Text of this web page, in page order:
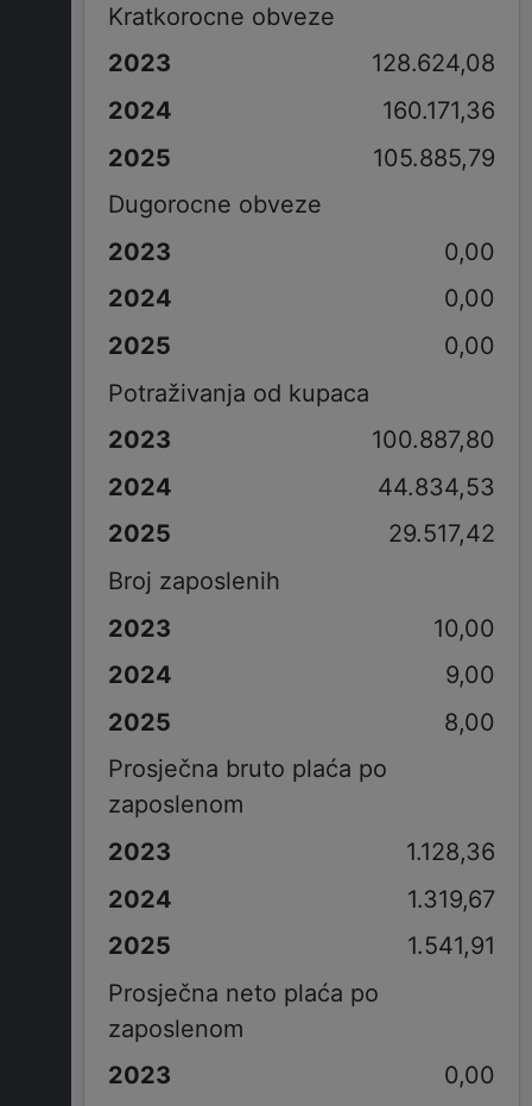
Kratkorocne obveze
128.624,08
160.171,36
105.885,79
Dugorocne obveze
0,00
0,00
0,00
Potraživanja od kupaca
100.887,80
44.834,53
29.517,42
Broj zaposlenih
10,00
9,00
8,00
Prosječna bruto plaća po
zaposlenom
1.128,36
1.319,67
1.541,91
Prosječna neto plaća po
zaposlenom
0,00